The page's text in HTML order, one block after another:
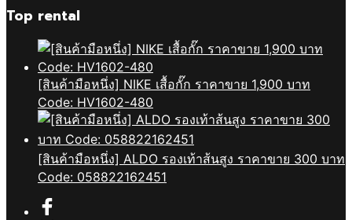
Top rental
[สินค้ามือหนึ่ง] NIKE เสื้อกั๊ก ราคาขาย 1,900 บาท
Code: HV1602-480
[สินค้ามือหนึ่ง] ALDO รองเท้าส้นสูง ราคาขาย 300 บาท
Code: 058822162451